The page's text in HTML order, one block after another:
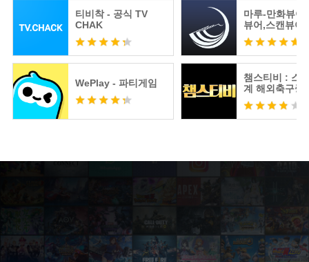
티비착 - 공식 TV
CHAK
WePlay - 파티게임
마루-만화뷰어
뷰어,스캔뷰어
어
챔스티비 : 스
계 해외축구중
츠분석